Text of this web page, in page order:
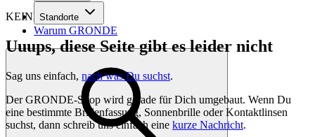
Standorte
Warum GRONDE
KEINE SORGE!
Uuups, diese Seite gibt es leider nicht
Sag uns einfach, nach was Du suchst.
Der GRONDE-Shop wird gerade für Dich umgebaut. Wenn Du
eine bestimmte Brillenfassung, Sonnenbrille oder Kontaktlinsen
suchst, dann schreib uns einfach eine kurze Nachricht.